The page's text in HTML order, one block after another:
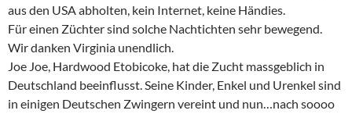
aus den USA abholten, kein Internet, keine Händies.
Für einen Züchter sind solche Nachtichten sehr bewegend.
Wir danken Virginia unendlich.
Joe Joe, Hardwood Etobicoke, hat die Zucht massgeblich in
Deutschland beeinflusst. Seine Kinder, Enkel und Urenkel sind
in einigen Deutschen Zwingern vereint und nun…nach soooo